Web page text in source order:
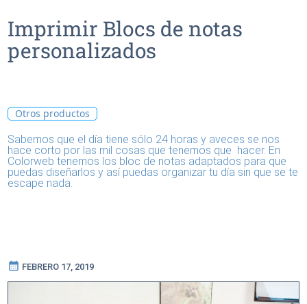
Imprimir Blocs de notas
personalizados
Otros productos
Sabemos que el día tiene sólo 24 horas y aveces se nos
hace corto por las mil cosas que tenemos que hacer. En
Colorweb tenemos los bloc de notas adaptados para que
puedas diseñarlos y así puedas organizar tu día sin que se te
escape nada.
calendar_month FEBRERO 17, 2019